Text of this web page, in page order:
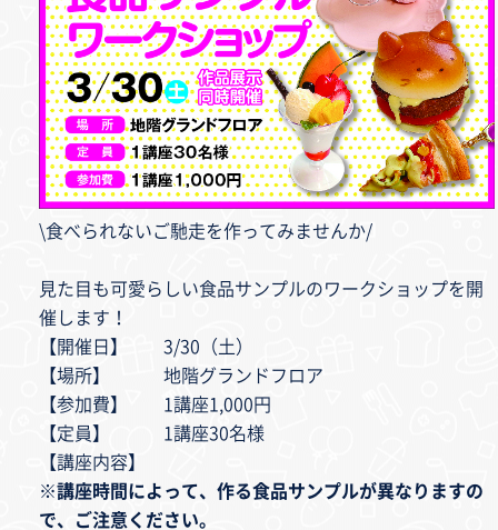
\食べられないご馳走を作ってみませんか/
見た目も可愛らしい食品サンプルのワークショップを開
催します！
【開催日】 3/30（土）
【場所】 地階グランドフロア
【参加費】 1講座1,000円
【定員】 1講座30名様
【講座内容】
※講座時間によって、作る食品サンプルが異なりますの
で、ご注意ください。